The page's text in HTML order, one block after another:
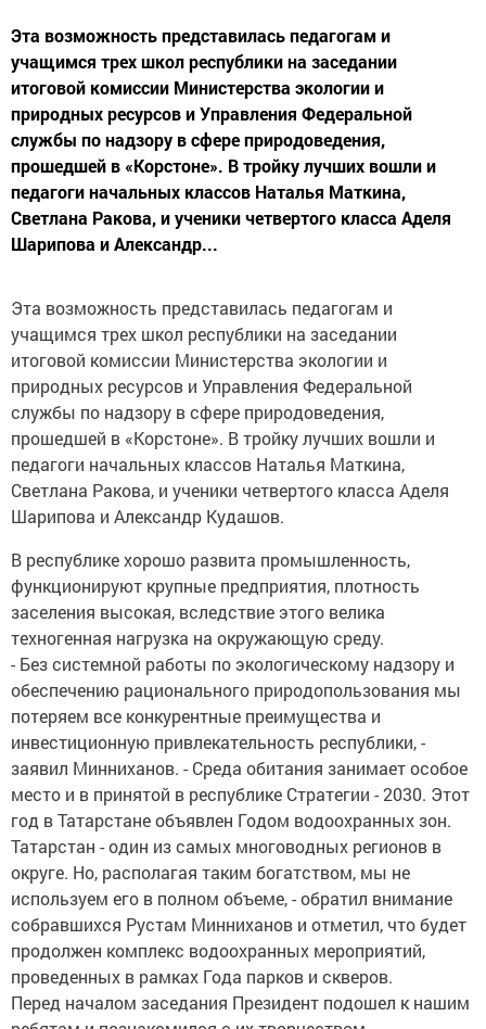
Эта возможность представилась педагогам и
учащимся трех школ республики на заседании
итоговой комиссии Министерства экологии и
природных ресурсов и Управления Федеральной
службы по надзору в сфере природоведения,
прошедшей в «Корстоне». В тройку лучших вошли и
педагоги начальных классов Наталья Маткина,
Светлана Ракова, и ученики четвертого класса Аделя
Шарипова и Александр...
Эта возможность представилась педагогам и
учащимся трех школ республики на заседании
итоговой комиссии Министерства экологии и
природных ресурсов и Управления Федеральной
службы по надзору в сфере природоведения,
прошедшей в «Корстоне». В тройку лучших вошли и
педагоги начальных классов Наталья Маткина,
Светлана Ракова, и ученики четвертого класса Аделя
Шарипова и Александр Кудашов.
В республике хорошо развита промышленность,
функционируют крупные предприятия, плотность
заселения высокая, вследствие этого велика
техногенная нагрузка на окружающую среду.
- Без системной работы по экологическому надзору и
обеспечению рационального природопользования мы
потеряем все конкурентные преимущества и
инвестиционную привлекательность республики, -
заявил Минниханов. - Среда обитания занимает особое
место и в принятой в республике Стратегии - 2030. Этот
год в Татарстане объявлен Годом водоохранных зон.
Татарстан - один из самых многоводных регионов в
округе. Но, располагая таким богатством, мы не
используем его в полном объеме, - обратил внимание
собравшихся Рустам Минниханов и отметил, что будет
продолжен комплекс водоохранных мероприятий,
проведенных в рамках Года парков и скверов.
Перед началом заседания Президент подошел к нашим